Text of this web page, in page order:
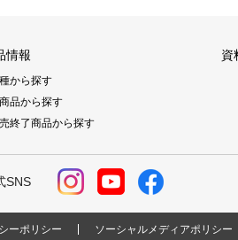
情報
から探す
品から探す
終了商品から探す
資
SNS
ーポリシー ソーシャルメディアポリシー